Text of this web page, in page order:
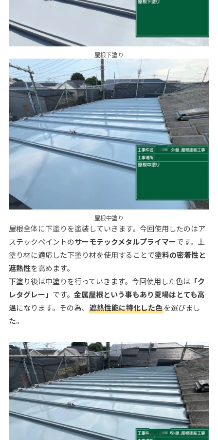
屋根下塗り
屋根中塗り
屋根全体に下塗りを塗装していきます。今回使用したのはア
ステックペイントのサーモテックメタルプライマーです。上
塗り材に適応した下塗り材を使用することで塗料の密着性と
遮熱性を高めます。
下塗り後は中塗りを行っていきます。今回使用した色は 「ク
レタグレー」 です。 金属屋根という事もあり夏場はとても高
温になります。その為、 遮熱性能に特化した色を選びまし
た。